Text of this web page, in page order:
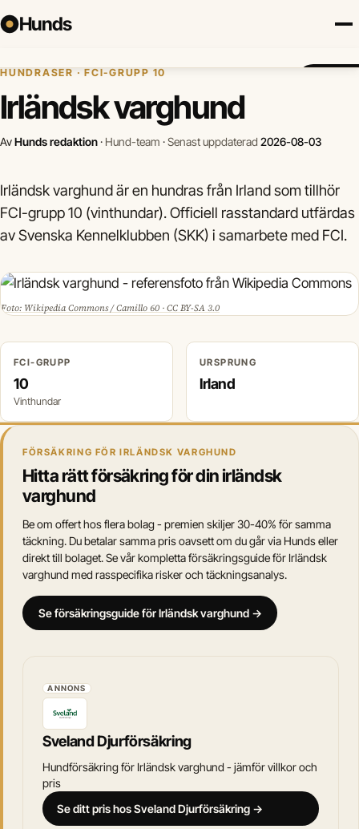
Hunds
Försäkring Hundraser Lokalt
HUNDRASER · FCI-GRUPP 10
Irländsk varghund
AvHunds redaktion· Hund-team ·Senast uppdaterad 2026-08-03
Irländsk varghund är en hundras från Irland som tillhör
FCI-grupp 10 (vinthundar). Officiell rasstandard utfärdas
av Svenska Kennelklubben (SKK) i samarbete med FCI.
Foto: Wikipedia Commons / Camillo 60 · CC BY-SA 3.0
FCI-GRUPP
10
Vinthundar
URSPRUNG
Irland
FÖRSÄKRING FÖR IRLÄNDSK VARGHUND
Hitta rätt försäkring för din irländsk
varghund
Be om offert hos flera bolag - premien skiljer 30-40% för samma
täckning. Du betalar samma pris oavsett om du går via Hunds eller
direkt till bolaget. Se vår kompletta försäkringsguide för Irländsk
varghund med rasspecifika risker och täckningsanalys.
Se försäkringsguide för Irländsk varghund →
ANNONS
Sveland Djurförsäkring
Hundförsäkring för Irländsk varghund - jämför villkor och
pris
Se ditt pris hos Sveland Djurförsäkring →